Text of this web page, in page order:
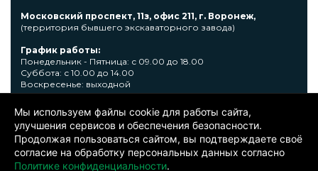
Московский проспект, 11з, офис 211, г. Воронеж,
(территория бывшего экскаваторного завода)
График работы:
Понедельник - Пятница: с 09.00 до 18.00
Суббота: с 10.00 до 14.00
Воскресенье: выходной
Узнать подробную информациювы сможете по телефону +7
473 300-31-39 или E-mail: sale@thermshop.ru
© 2024. ООО «Термшоп». Все права защищены. Политика
конфиденциальности. Информация представленная на сайте не
является публичной офертой. Окончательную цену уточняйте у
Мы используем файлы cookie для работы сайта,
улучшения сервисов и обеспечения безопасности.
Продолжая пользоваться сайтом, вы подтверждаете своё
согласие на обработку персональных данных согласно
Политике конфиденциальности.